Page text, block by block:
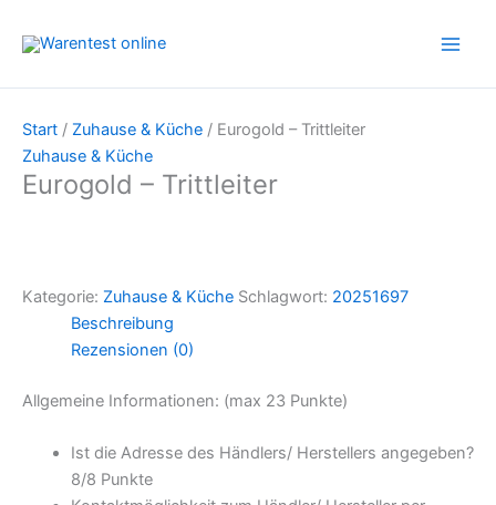
Inhalt
Start / Zuhause & Küche / Eurogold – Trittleiter
Zuhause & Küche
Eurogold – Trittleiter
Kategorie: Zuhause & Küche Schlagwort: 20251697
Beschreibung
Rezensionen (0)
Allgemeine Informationen: (max 23 Punkte)
Ist die Adresse des Händlers/ Herstellers angegeben?
8/8 Punkte